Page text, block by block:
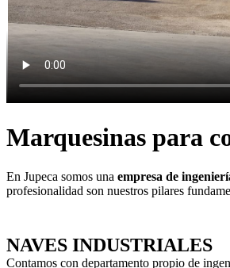
Marquesinas para
En Jupeca somos una empresa de
profesionalidad son nuestros pilares
NAVES INDUSTRIALES
Contamos con departamento propio de